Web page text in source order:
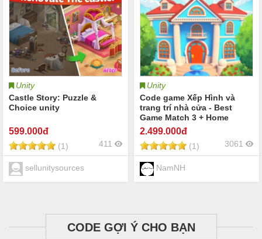
Unity
Castle Story: Puzzle &
Choice unity
599.000đ
(1) 411
sellunitysources
Unity
Code game Xếp Hình và
trang trí nhà cửa - Best
Game Match 3 + Home
Decoration
2.499.000đ
(1) 3061
NamNH
CODE GỢI Ý CHO BẠN